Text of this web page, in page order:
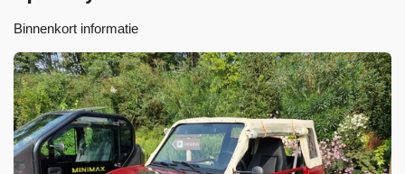
Binnenkort informatie